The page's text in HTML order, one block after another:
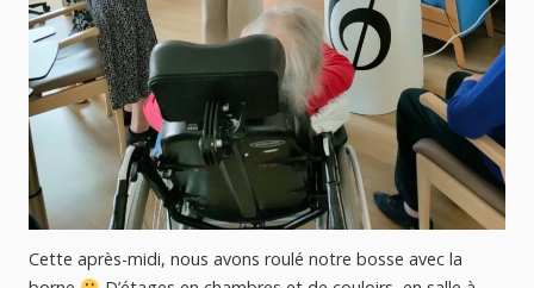
Nous avons eu la chance de recevoir dans les locaux du
Prieuré, les musiciens et chanteurs de la Chorale du
Cordemais ! Quel merveilleux spectacle !
Milles mercis
encore à eux ! Les résidents du Prieuré ont adoré !